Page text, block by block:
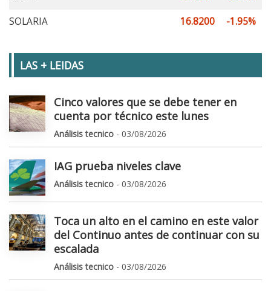
SOLARIA
16.8200 -1.95%
LAS + LEIDAS
Cinco valores que se debe tener en
cuenta por técnico este lunes
Análisis tecnico - 03/08/2026
IAG prueba niveles clave
Análisis tecnico - 03/08/2026
Toca un alto en el camino en este valor
del Continuo antes de continuar con su
escalada
Análisis tecnico - 03/08/2026